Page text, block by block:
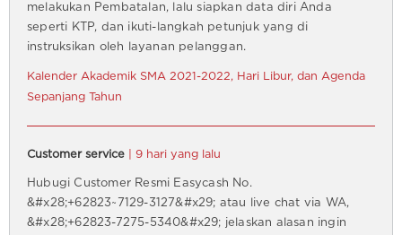
melakukan Pembatalan, lalu siapkan data diri Anda
seperti KTP, dan ikuti-langkah petunjuk yang di
instruksikan oleh layanan pelanggan.
Kalender Akademik SMA 2021-2022, Hari Libur, dan Agenda
Sepanjang Tahun
Customer service | 9 hari yang lalu
Hubugi Customer Resmi Easycash No.
&#x28;+62823~7129-3127&#x29; atau live chat via WA,
&#x28;+62823-7275-5340&#x29; jelaskan alasan ingin